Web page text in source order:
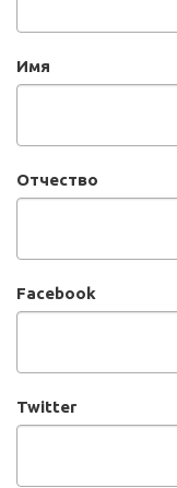
Имя
Отчество
Facebook
Twitter